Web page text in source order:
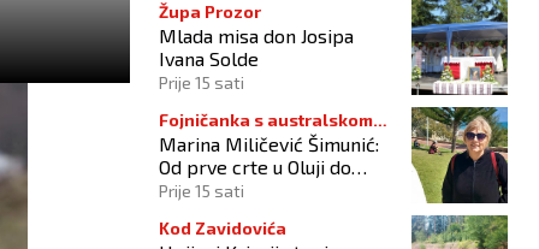
Župa Prozor
Mlada misa don Josipa
Ivana Solde
Prije 15 sati
Fojničanka s australskom
adresom
Marina Miličević Šimunić:
Od prve crte u Oluji do
pobjede nad vlastitim
Prije 15 sati
Kod Zavidovića